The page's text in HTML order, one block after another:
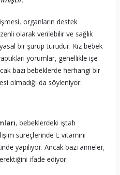
organların destek
olarak verilebilir ve sağlık
bir şurup türüdür. Kız bebek
yorumlar, genellikle işe
bazı bebeklerde herhangi bir
olmadığı da söyleniyor.
, bebeklerdeki iştah
süreçlerinde E vitamini
yapılıyor. Ancak bazı anneler,
ifade ediyor.